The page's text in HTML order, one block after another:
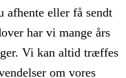
afhente eller få sendt
har vi mange års
Vi kan altid træffes
om vores